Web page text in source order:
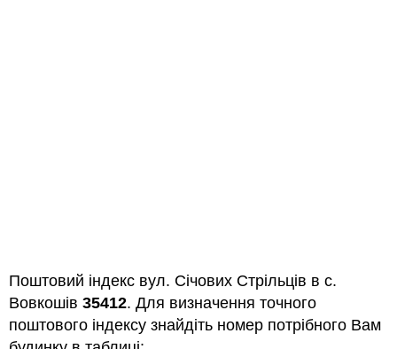
Поштовий індекс вул. Січових Стрільців в с.
Вовкошів 35412. Для визначення точного
поштового індексу знайдіть номер потрібного Вам